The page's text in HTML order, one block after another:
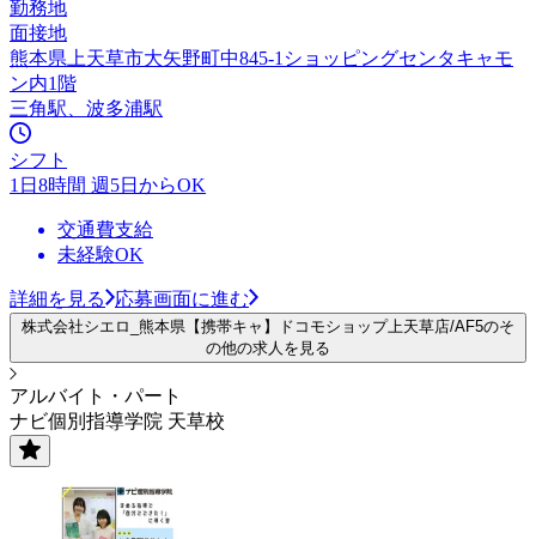
勤務地
面接地
熊本県上天草市大矢野町中845-1ショッピングセンタキャモ
ン内1階
三角駅、波多浦駅
シフト
1日8時間 週5日からOK
交通費支給
未経験OK
詳細を見る 応募画面に進む
株式会社シエロ_熊本県【携帯キャ】ドコモショップ上天草店/AF5のそ
の他の求人を見る
アルバイト・パート
ナビ個別指導学院 天草校